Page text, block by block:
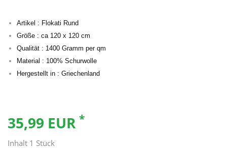
Artikel : Flokati Rund
Größe : ca 120 x 120 cm
Qualität : 1400 Gramm per qm
Material : 100% Schurwolle
Hergestellt in : Griechenland
35,99 EUR *
Inhalt 1 Stück